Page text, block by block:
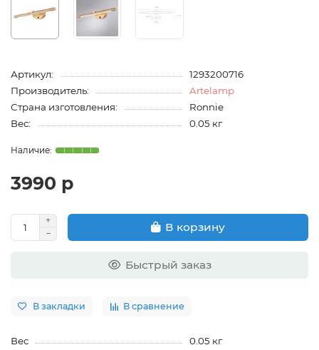
Артикул:
1293200716
Производитель:
Artelamp
Страна изготовления:
Ronnie
Вес:
0.05 кг
3990 р
В корзину
Быстрый заказ
В закладки В сравнение
Вес
0.05 кг